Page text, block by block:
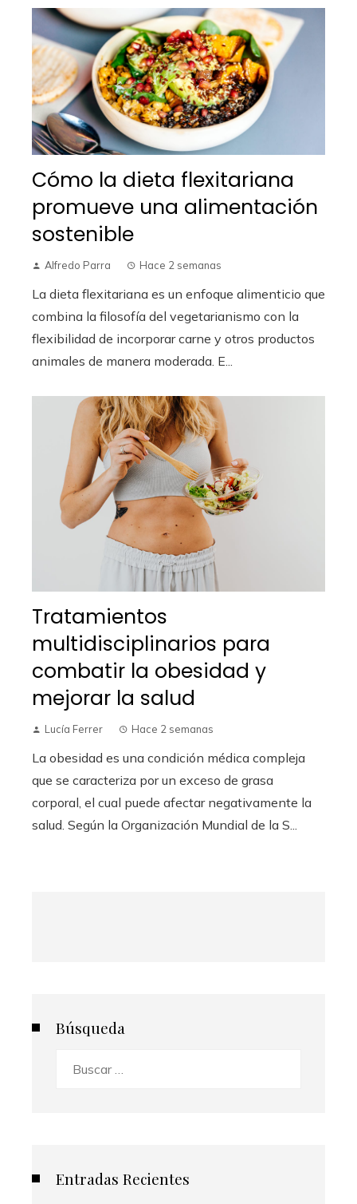
Cómo la dieta flexitariana
promueve una alimentación
sostenible
Alfredo Parra Hace 2 semanas
La dieta flexitariana es un enfoque alimenticio que
combina la filosofía del vegetarianismo con la
flexibilidad de incorporar carne y otros productos
animales de manera moderada. E...
Tratamientos
multidisciplinarios para
combatir la obesidad y
mejorar la salud
Lucía Ferrer Hace 2 semanas
La obesidad es una condición médica compleja
que se caracteriza por un exceso de grasa
corporal, el cual puede afectar negativamente la
salud. Según la Organización Mundial de la S...
Búsqueda
Entradas Recientes